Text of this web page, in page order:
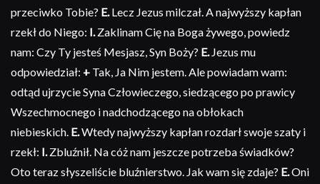
przeciwko Tobie? E.Lecz Jezus milczał. A najwyższy kapłan
rzekł do Niego: I.Zaklinam Cię na Boga żywego, powiedz
nam: Czy Ty jesteś Mesjasz, Syn Boży? E.Jezus mu
odpowiedział: + Tak, Ja Nim jestem. Ale powiadam wam:
odtąd ujrzycie Syna Człowieczego, siedzącego po prawicy
Wszechmocnego i nadchodzącego na obłokach
niebieskich. E.Wtedy najwyższy kapłan rozdarł swoje szaty i
rzekł: I.Zbluźnił. Na cóż nam jeszcze potrzeba świadków?
Oto teraz słyszeliście bluźnierstwo. Jak wam się zdaje? E.Oni